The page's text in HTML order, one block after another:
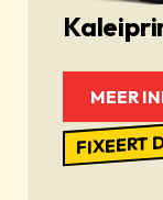
MEER
FIXEERT